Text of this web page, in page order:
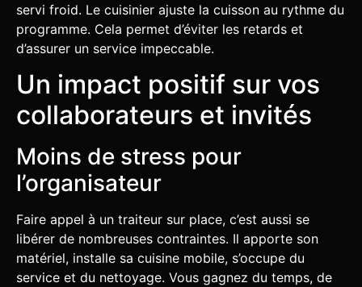
servi froid. Le cuisinier ajuste la cuisson au rythme du
programme. Cela permet d’éviter les retards et
d’assurer un service impeccable.
Un impact positif sur vos
collaborateurs et invités
Moins de stress pour
l’organisateur
Faire appel à un traiteur sur place, c’est aussi se
libérer de nombreuses contraintes. Il apporte son
matériel, installe sa cuisine mobile, s’occupe du
service et du nettoyage. Vous gagnez du temps, de